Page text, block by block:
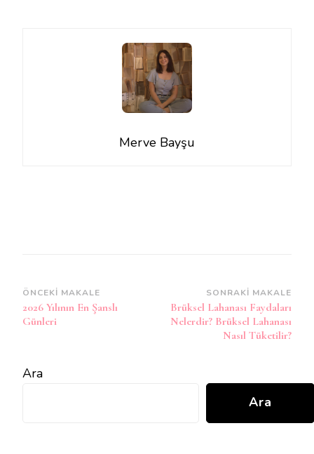
Merve Bayşu
Yazı
dolaşımı
ÖNCEKI MAKALE
2026 Yılının En Şanslı
Günleri
SONRAKI MAKALE
Brüksel Lahanası Faydaları
Nelerdir? Brüksel Lahanası
Nasıl Tüketilir?
Ara
Ara